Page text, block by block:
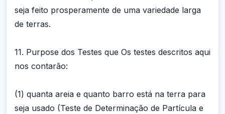
seja feito prosperamente de uma variedade larga
de terras.
11. Purpose dos Testes que Os testes descritos aqui
nos contarão:
(1) quanta areia e quanto barro está na terra para
seja usado (Teste de Determinação de Partícula e